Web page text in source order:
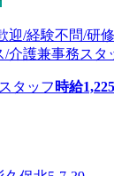
迎/経験不問/研
介護兼事務スタ
タッフ 時給1,225